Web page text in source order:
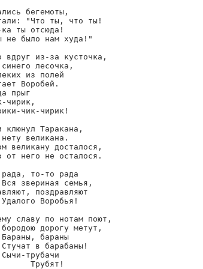
бегемоты,
"Что ты, что ты!
ка ты отсюда!
не было нам худа!"
вдруг из-за кусточка,
лесочка,
из полей
Воробей.
прыг
чирик,
чик-чирик!
клюнул Таракана,
великана.
великану досталося,
от него не осталося.
то-то рада
звериная семья,
поздравляют
Воробья!
славу по нотам поют,
дорогу метут,
бараны
в барабаны!
трубачи
Трубят!